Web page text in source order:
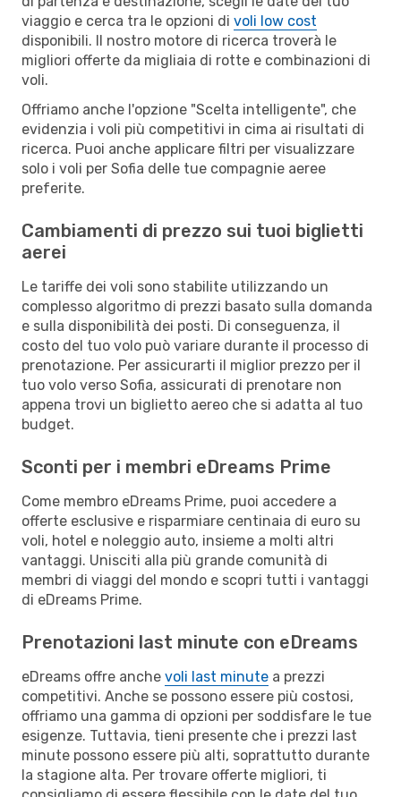
viaggio e cerca tra le opzioni di voli low cost
disponibili. Il nostro motore di ricerca troverà le
migliori offerte da migliaia di rotte e combinazioni di
voli.
Offriamo anche l'opzione "Scelta intelligente", che
evidenzia i voli più competitivi in cima ai risultati di
ricerca. Puoi anche applicare filtri per visualizzare
solo i voli per Sofia delle tue compagnie aeree
preferite.
Cambiamenti di prezzo sui tuoi biglietti
aerei
Le tariffe dei voli sono stabilite utilizzando un
complesso algoritmo di prezzi basato sulla domanda
e sulla disponibilità dei posti. Di conseguenza, il
costo del tuo volo può variare durante il processo di
prenotazione. Per assicurarti il miglior prezzo per il
tuo volo verso Sofia, assicurati di prenotare non
appena trovi un biglietto aereo che si adatta al tuo
budget.
Sconti per i membri eDreams Prime
Come membro eDreams Prime, puoi accedere a
offerte esclusive e risparmiare centinaia di euro su
voli, hotel e noleggio auto, insieme a molti altri
vantaggi. Unisciti alla più grande comunità di
membri di viaggi del mondo e scopri tutti i vantaggi
di eDreams Prime.
Prenotazioni last minute con eDreams
eDreams offre anche voli last minute a prezzi
competitivi. Anche se possono essere più costosi,
offriamo una gamma di opzioni per soddisfare le tue
esigenze. Tuttavia, tieni presente che i prezzi last
minute possono essere più alti, soprattutto durante
la stagione alta. Per trovare offerte migliori, ti